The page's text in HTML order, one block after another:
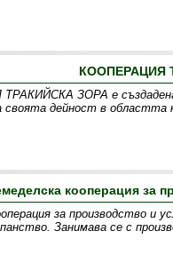
КООПЕРАЦИЯ
ЗОРА е създадена
дейност в областта
кооперация за
за производство и
Занимава се с